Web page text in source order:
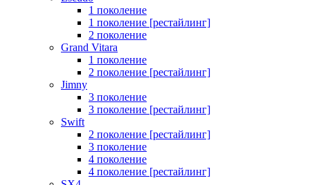
1 поколение
1 поколение [рестайлинг]
2 поколение
Grand Vitara
1 поколение
2 поколение [рестайлинг]
Jimny
3 поколение
3 поколение [рестайлинг]
Swift
2 поколение [рестайлинг]
3 поколение
4 поколение
4 поколение [рестайлинг]